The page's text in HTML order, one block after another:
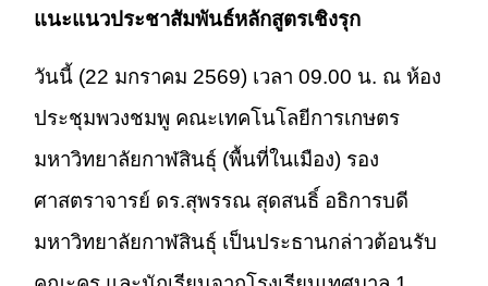
แนะแนวประชาสัมพันธ์หลักสูตรเชิงรุก
วันนี้ (22 มกราคม 2569) เวลา 09.00 น. ณ ห้อง
ประชุมพวงชมพู คณะเทคโนโลยีการเกษตร
มหาวิทยาลัยกาฬสินธุ์ (พื้นที่ในเมือง) รอง
ศาสตราจารย์ ดร.สุพรรณ สุดสนธิ์ อธิการบดี
มหาวิทยาลัยกาฬสินธุ์ เป็นประธานกล่าวต้อนรับ